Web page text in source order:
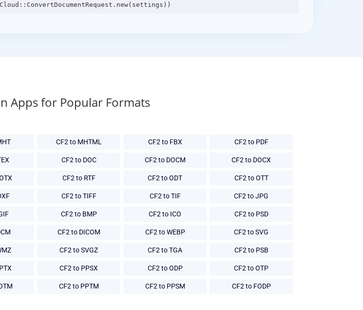
Apps for Popular Formats
CF2 to MHTML CF2 to FBX CF2 to PDF
CF2 to DOC CF2 to DOCM CF2 to DOCX
CF2 to RTF CF2 to ODT CF2 to OTT
CF2 to TIFF CF2 to TIF CF2 to JPG
CF2 to BMP CF2 to ICO CF2 to PSD
CF2 to DICOM CF2 to WEBP CF2 to SVG
CF2 to SVGZ CF2 to TGA CF2 to PSB
CF2 to PPSX CF2 to ODP CF2 to OTP
CF2 to PPTM CF2 to PPSM CF2 to FODP